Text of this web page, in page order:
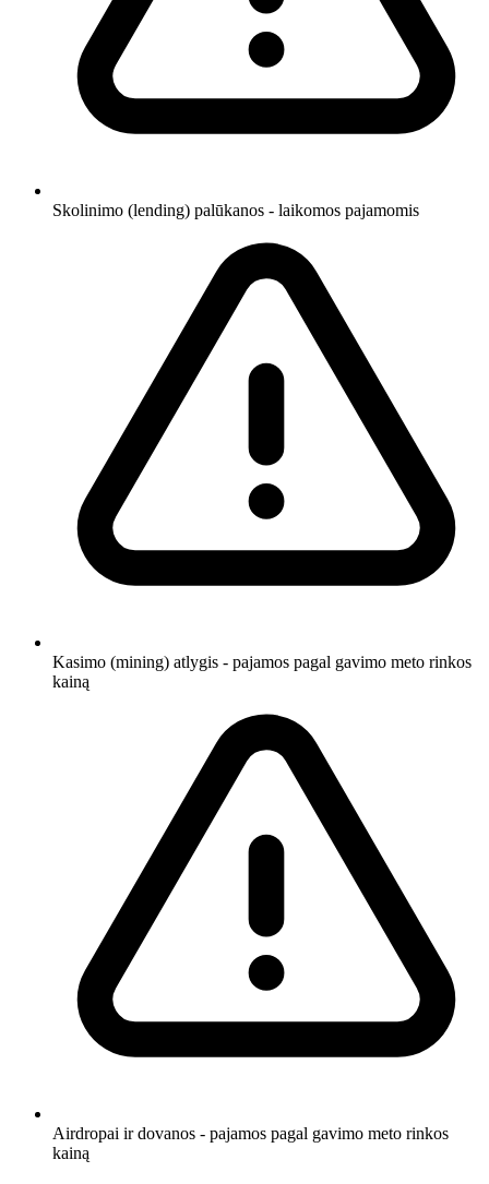
Skolinimo (lending) palūkanos - laikomos pajamomis
Kasimo (mining) atlygis - pajamos pagal gavimo meto rinkos
kainą
Airdropai ir dovanos - pajamos pagal gavimo meto rinkos
kainą